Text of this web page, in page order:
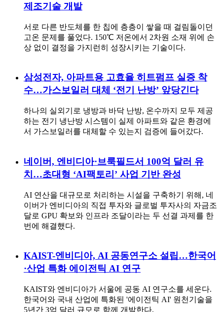
제조기술 개발
서로 다른 반도체를 한 칩에 층층이 쌓을 때 걸림돌이던
고온 문제를 풀었다. 150℃ 저온에서 2차원 소재 위에 손
상 없이 결정을 가지런히 성장시키는 기술이다.
삼성전자, 아파트용 고효율 히트펌프 실증 착
수…가스보일러 대체 ‘전기 난방’ 앞당긴다
하나의 실외기로 냉방과 바닥 난방, 온수까지 모두 제공
하는 전기 냉난방 시스템이 실제 아파트와 같은 환경에
서 가스보일러를 대체할 수 있는지 검증에 들어갔다.
네이버, 엔비디아·브룩필드서 100억 달러 유
치…초대형 ‘AI팩토리’ 사업 기반 완성
AI 연산을 대규모로 처리하는 시설을 구축하기 위해, 네
이버가 엔비디아의 직접 투자와 글로벌 투자사의 자금조
달로 GPU 확보와 인프라 조달이라는 두 선결 과제를 한
번에 해결했다.
KAIST-엔비디아, AI 공동연구소 설립…한국어
·산업 특화 에이전틱 AI 연구
KAIST와 엔비디아가 서울에 공동 AI 연구소를 세운다.
한국어와 국내 산업에 특화된 '에이전틱 AI' 원천기술을
5년간 3억 달러 규모로 함께 개발한다.